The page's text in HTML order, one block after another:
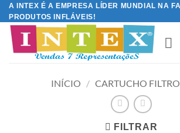
Skip
to
content
A INTEX É A EMPRESA LÍDER MUNDIAL NA
PRODUTOS INFLÁVEIS!
INÍCIO / CARTUCHO
FILTRAR